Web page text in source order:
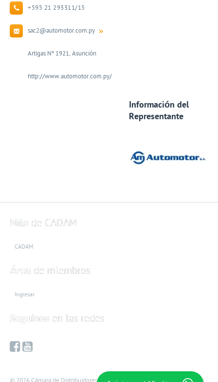
+595 21 293311/15
sac2@automotor.com.py
Artigas Nº 1921, Asunción
http://www.automotor.com.py/
Información del
Representante
Más de CADAM
CADAM
Área de miembros
Ingresar
Seguínos en las redes
© 2026 Cámara de Distribuidores de Automotores y Maquinarias (CADAM).